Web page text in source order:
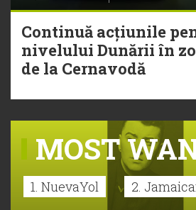
Continuă acțiunile
nivelului Dunării în
de la Cernavodă
MOST
1. NuevaYol 2.